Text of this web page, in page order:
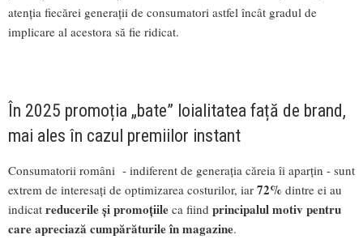
atenția fiecărei generații de consumatori astfel încât gradul de
implicare al acestora să fie ridicat.
În 2025 promoția „bate” loialitatea față de brand,
mai ales în cazul premiilor instant
Consumatorii români - indiferent de generația căreia îi aparțin - sunt
extrem de interesați de optimizarea costurilor, iar 72% dintre ei au
indicat reducerile și promoțiile ca fiind principalul motiv pentru
care apreciază cumpărăturile în magazine.